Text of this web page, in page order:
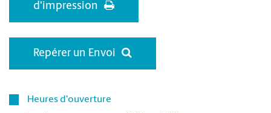
d'impression
Repérer un Envoi
Heures d'ouverture